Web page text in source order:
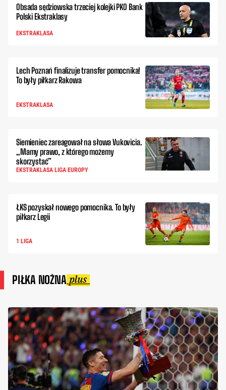
Obsada sędziowska trzeciej kolejki PKO Bank
Polski Ekstraklasy
EKSTRAKLASA
Lech Poznań finalizuje transfer pomocnika!
To były piłkarz Rakowa
EKSTRAKLASA
Siemieniec zareagował na słowa Vukovicia.
„Mamy prawo, z którego możemy
skorzystać”
EKSTRAKLASA LIGA EUROPY
ŁKS pozyskał nowego pomocnika. To były
piłkarz Legii
1 LIGA
PIŁKA NOŻNA